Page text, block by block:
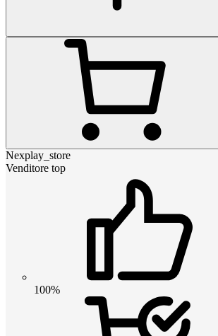
Nexplay_store
Venditore top
100%